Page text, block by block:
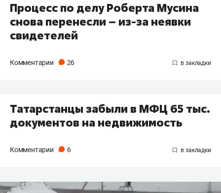
Процесс по делу Роберта Мусина
снова перенесли – из-за неявки
свидетелей
Комментарии 26
Татарстанцы забыли в МФЦ 65 тыс.
документов на недвижимость
Комментарии 6